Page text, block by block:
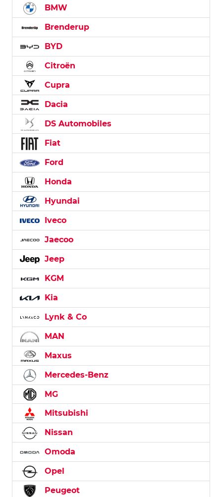
BMW
Brenderup
BYD
Citroën
Cupra
Dacia
DS Automobiles
Fiat
Ford
Honda
Hyundai
Iveco
Jaecoo
Jeep
KGM
Kia
Lynk & Co
MAN
Maxus
Mercedes-Benz
MG
Mitsubishi
Nissan
Omoda
Opel
Peugeot